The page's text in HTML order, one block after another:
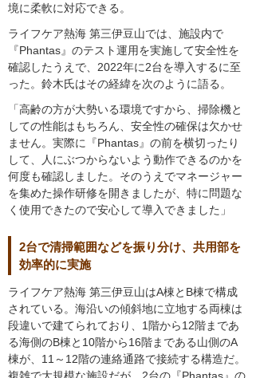
境に柔軟に対応できる。
ライフケア熱海 第三伊豆山では、施設内で
『Phantas』のテスト運用を実施して安全性を
確認したうえで、2022年に2台を導入するに至
った。鈴木氏はその経緯を次のように語る。
「高齢の方が大勢いる環境ですから、掃除機と
しての性能はもちろん、安全性の確保は欠かせ
ません。実際に『Phantas』の前を横切ったり
して、人にぶつからないよう動作できるのかを
何度も確認しました。そのうえでマネージャー
を集めた操作研修を開きましたが、特に問題な
く使用できたので安心して導入できました」
2台で清掃範囲などを振り分け、共用部を
効率的に実施
ライフケア熱海 第三伊豆山はA棟とB棟で構成
されている。海沿いの傾斜地に立地する両棟は
段違いで建てられており、1階から12階まであ
る海側のB棟と10階から16階まである山側のA
棟が、11～12階の連絡通路で接続する構造だ。